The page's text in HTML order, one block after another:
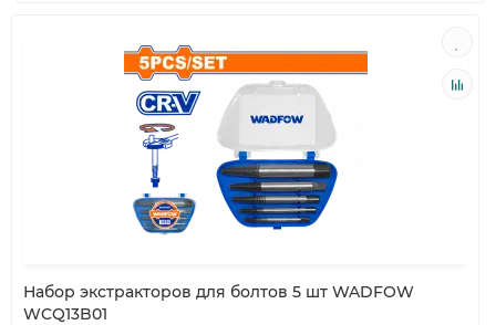
Набор экстракторов для болтов 5 шт WADFOW
WCQ13B01